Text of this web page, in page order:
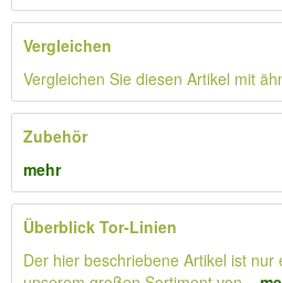
Vergleichen
Vergleichen Sie diesen Artikel mit
Zubehör
mehr
Überblick Tor-Linien
Der hier beschriebene Artikel ist nur